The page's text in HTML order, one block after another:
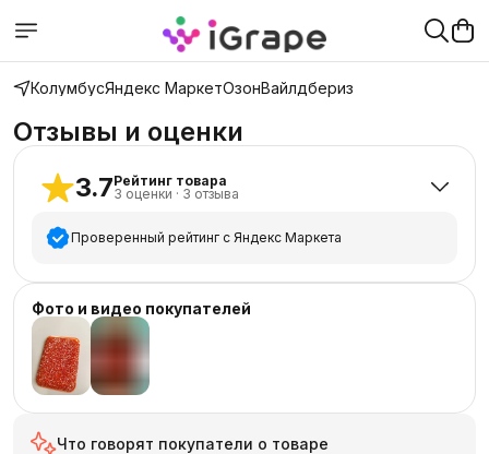
КолумбусЯндекс МаркетОзонВайлдбериз
Отзывы и оценки
3.7Рейтинг товара
3 оценки · 3 отзыва
Проверенный рейтинг с Яндекс Маркета
5 звёзд
2
4 звезды
звезды
2 звезды
Фото и видео покупателей
Что говорят покупатели о товаре